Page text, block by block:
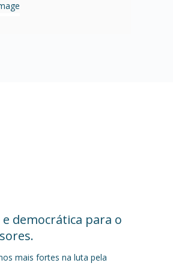
democrática para o
mais fortes na luta pela